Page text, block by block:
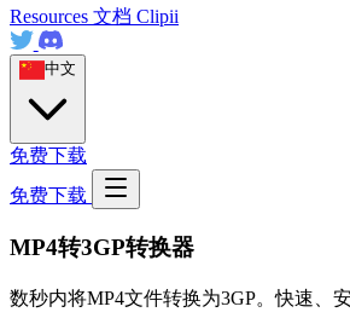
Resources 文档 Clipii
中文
免费下载
免费下载
MP4转3GP转换器
数秒内将MP4文件转换为3GP。快速、